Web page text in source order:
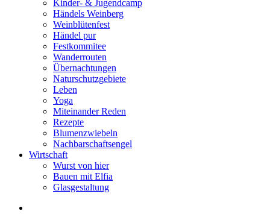
Kinder- & Jugendcamp
Händels Weinberg
Weinblütenfest
Händel pur
Festkommitee
Wanderrouten
Übernachtungen
Naturschutzgebiete
Leben
Yoga
Miteinander Reden
Rezepte
Blumenzwiebeln
Nachbarschaftsengel
Wirtschaft
Wurst von hier
Bauen mit Elfia
Glasgestaltung